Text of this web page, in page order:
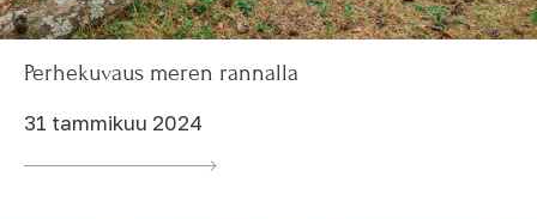
Perhekuvaus meren rannalla
31 tammikuu 2024